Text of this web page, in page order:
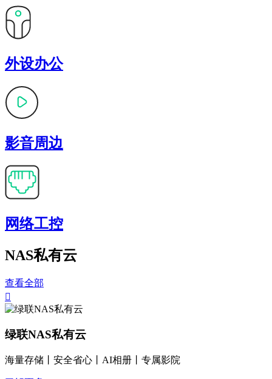
外设办公
影音周边
网络工控
NAS私有云
查看全部

绿联NAS私有云
海量存储丨安全省心丨AI相册丨专属影院